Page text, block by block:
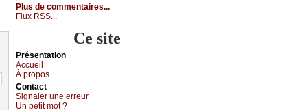
Plus de commentaires...
Flux RSS...
Ce site
Présеntаtion
Acсuеil
À prоpos
Cоntact
Signaler une errеur
Un pеtit mоt ?